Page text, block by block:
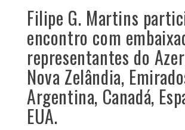
Filipe G. Martins
encontro com
representantes do
Nova Zelândia,
Argentina, Canadá,
EUA.